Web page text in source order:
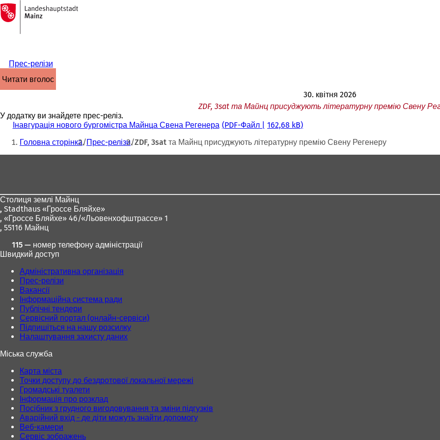
Перейти до змісту
На
головну
сторінку
Прес-релізи
читати вголос
30. квітня 2026
ZDF, 3sat та Майнц присуджують літературну премію Свену
У додатку ви знайдете прес-реліз.
Інавгурація нового бургомістра Майнца Свена Регенера
PDF-Файл 162,68 kB
Ти
тут:
Головна сторінка Прес-релізи ZDF, 3sat та Майнц присуджують літературну премію Свену Регенеру
Столиця землі Майнц
, Stadthaus «Гроссе Бляйхе»
, «Гроссе Бляйхе» 46/«Льовенхофштрассе» 1
, 55116 Майнц
115 — номер телефону адміністрації
Швидкий доступ
Адміністративна організація
Прес-релізи
Вакансії
Інформаційна система ради
Публічні тендери
Сервісний портал (онлайн-сервіси)
Підпишіться на нашу розсилку
Налаштування захисту даних
Міська служба
Карта міста
Точки доступу до бездротової локальної мережі
Громадські туалети
Інформація про розклад
Посібник з грудного вигодовування та зміни підгузків
Аварійний вхід - де діти можуть знайти допомогу
Веб-камери
Сервіс зображень